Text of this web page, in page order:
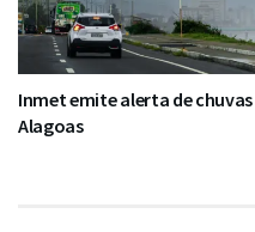
Inmet emite alerta de
Alagoas